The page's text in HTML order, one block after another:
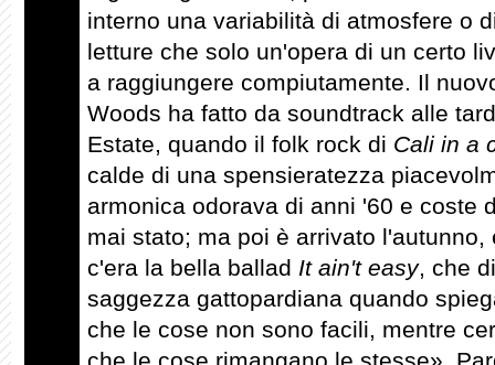
interno una variabilità di atmosfere o
letture che solo un'opera di un certo
a raggiungere compiutamente. Il
Woods ha fatto da soundtrack alle
Estate, quando il folk rock di Cali in a
calde di una spensieratezza
armonica odorava di anni '60 e coste
mai stato; ma poi è arrivato
c'era la bella ballad It ain't easy, che
saggezza gattopardiana quando
che le cose non sono facili, mentre